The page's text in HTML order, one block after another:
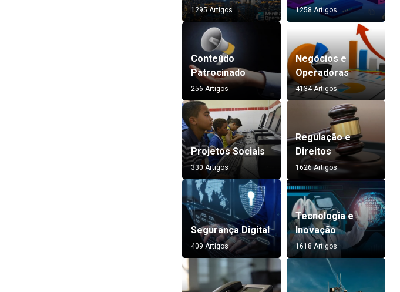
1295 Artigos 1258 Artigos
Conteúdo
Patrocinado
256 Artigos
Negócios e
Operadoras
4134 Artigos
Projetos Sociais
330 Artigos
Regulação e
Direitos
1626 Artigos
Segurança Digital
409 Artigos
Tecnologia e
Inovação
1618 Artigos